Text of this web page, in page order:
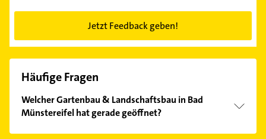
Jetzt Feedback geben!
Häufige Fragen
Welcher Gartenbau & Landschaftsbau in Bad
Münstereifel hat gerade geöffnet?
Im Anbieter-Bereich finden Sie alleÖffnungszeiten.